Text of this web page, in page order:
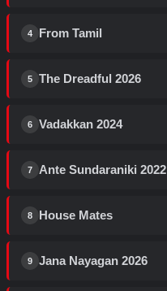
4 From Tamil
5 The Dreadful 2026
6 Vadakkan 2024
7 Ante Sundaraniki 2022
8 House Mates
9 Jana Nayagan 2026